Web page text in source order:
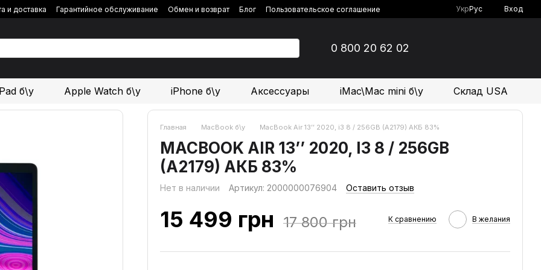
и доставка Гарантийное обслуживание Обмен и возврат Блог
Пользовательское соглашение
УкрРус Вход
0 800 20 62 02
б\у Apple Watch б\у iPhone б\у Аксессуары iMac\Mac mini б\у Склад USA
Главная MacBook б\у MacBook Air 13’’ 2020, і3 8 / 256GB (A2179) АКБ 83%
MACBOOK AIR 13’’ 2020, І3 8 / 256GB
(A2179) АКБ 83%
Нет в наличии Артикул: 2000000076904 Оставить отзыв
15 499 грн 17 800 грн К сравнению В желания